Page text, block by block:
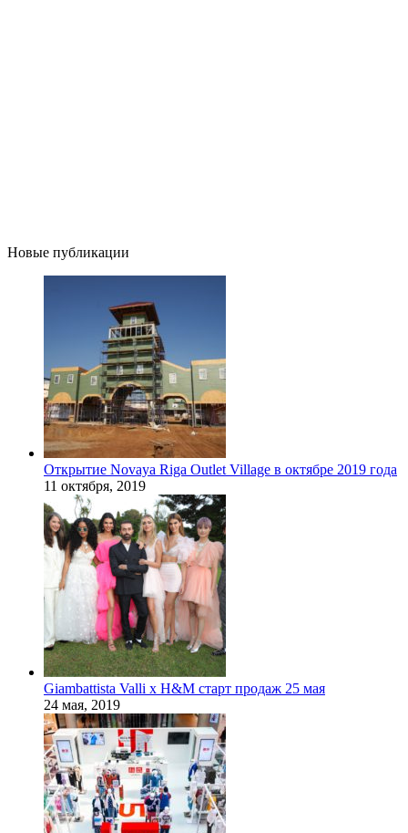
Новые публикации
Открытие Novaya Riga Outlet Village в октябре 2019 года
11 октября, 2019
Giambattista Valli x H&M старт продаж 25 мая
24 мая, 2019